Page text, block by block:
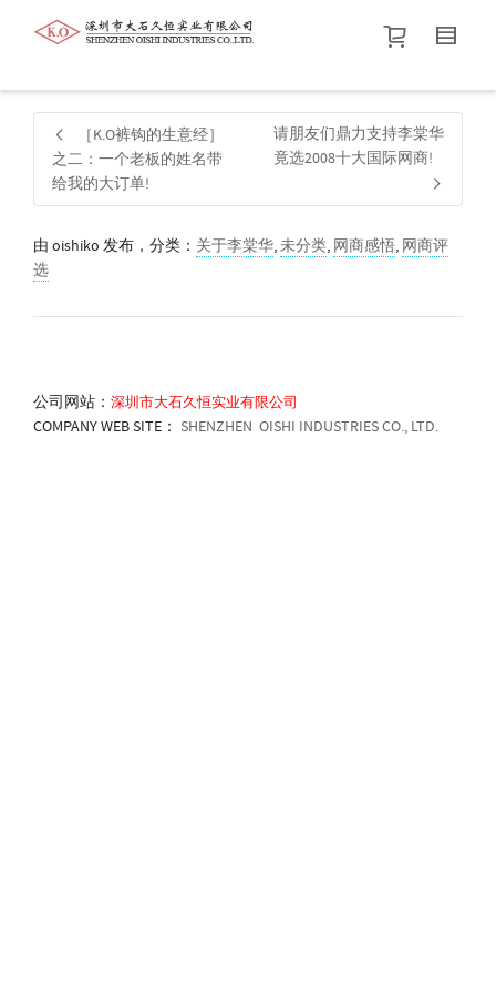
帮我查找新的衬衫尺码
价格介于
默认品牌.
［K.O裤钩的生意经］
之二：一个老板的姓名带
给我的大订单!
请朋友们鼎力支持李棠华
竟选2008十大国际网商!
由 oishiko 发布，分类： 关于李棠华,未分类, 网商感悟, 网商评
选
公司网站： 深圳市大石久恒实业有限公司
COMPANY WEB SITE： SHENZHEN OISHI INDUSTRIES CO., LTD.